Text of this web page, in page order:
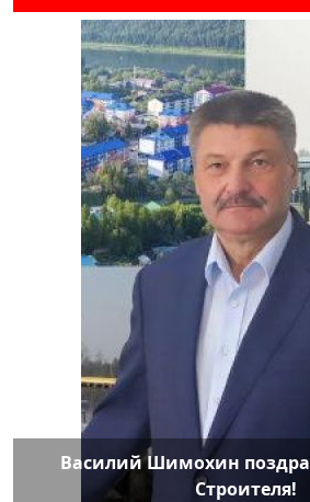
Василий Шимохин
Строителя!